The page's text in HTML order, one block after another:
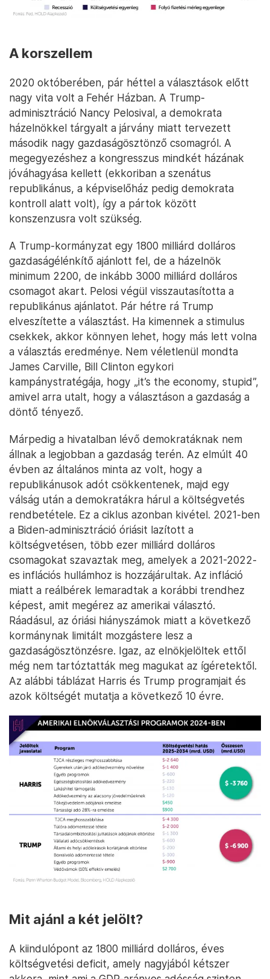
A korszellem
2020 októberében, pár héttel a választások előtt
nagy vita volt a Fehér Házban. A Trump-
adminisztráció Nancy Pelosival, a demokrata
házelnökkel tárgyalt a járvány miatt tervezett
második nagy gazdaságösztönző csomagról. A
megegyezéshez a kongresszus mindkét házának
jóváhagyása kellett (ekkoriban a szenátus
republikánus, a képviselőház pedig demokrata
kontroll alatt volt), így a pártok között
konszenzusra volt szükség.
A Trump-kormányzat egy 1800 milliárd dolláros
gazdaságélénkítő ajánlott fel, de a házelnök
minimum 2200, de inkább 3000 milliárd dolláros
csomagot akart. Pelosi végül visszautasította a
republikánus ajánlatot. Pár hétre rá Trump
elveszítette a választást. Ha kimennek a stimulus
csekkek, akkor könnyen lehet, hogy más lett volna
a választás eredménye. Nem véletlenül mondta
James Carville, Bill Clinton egykori
kampánystratégája, hogy „it’s the economy, stupid”,
amivel arra utalt, hogy a választáson a gazdaság a
döntő tényező.
Márpedig a hivatalban lévő demokratáknak nem
állnak a legjobban a gazdaság terén. Az elmúlt 40
évben az általános minta az volt, hogy a
republikánusok adót csökkentenek, majd egy
válság után a demokratákra hárul a költségvetés
rendbetétele. Ez a ciklus azonban kivétel. 2021-ben
a Biden-adminisztráció óriásit lazított a
költségvetésen, több ezer milliárd dolláros
csomagokat szavaztak meg, amelyek a 2021-2022-
es inflációs hullámhoz is hozzájárultak. Az infláció
miatt a reálbérek lemaradtak a korábbi trendhez
képest, amit megérez az amerikai választó.
Ráadásul, az óriási hiányszámok miatt a következő
kormánynak limitált mozgástere lesz a
gazdaságösztönzésre. Igaz, az elnökjelöltek ettől
még nem tartóztatták meg magukat az ígéretektől.
Az alábbi táblázat Harris és Trump programjait és
azok költségét mutatja a következő 10 évre.
Mit ajánl a két jelölt?
A kiindulópont az 1800 milliárd dolláros, éves
költségvetési deficit, amely nagyjából kétszer